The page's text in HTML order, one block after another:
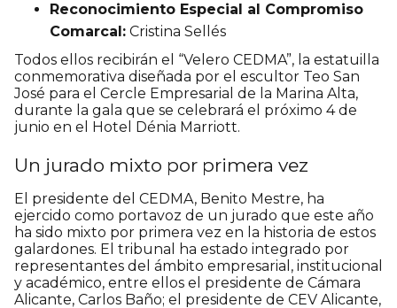
Reconocimiento Especial al Compromiso
Comarcal: Cristina Sellés
Todos ellos recibirán el “Velero CEDMA”, la estatuilla
conmemorativa diseñada por el escultor Teo San
José para el Cercle Empresarial de la Marina Alta,
durante la gala que se celebrará el próximo 4 de
junio en el Hotel Dénia Marriott.
Un jurado mixto por primera vez
El presidente del CEDMA, Benito Mestre, ha
ejercido como portavoz de un jurado que este año
ha sido mixto por primera vez en la historia de estos
galardones. El tribunal ha estado integrado por
representantes del ámbito empresarial, institucional
y académico, entre ellos el presidente de Cámara
Alicante, Carlos Baño; el presidente de CEV Alicante,